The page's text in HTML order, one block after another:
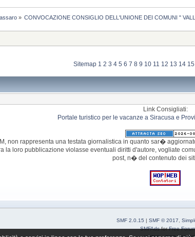
» CONVOCAZIONE CONSIGLIO DELL'UNIONE DEI COMUNI "
Sitemap 1 2 3 4 5 6 7 8 9 10 11 12 13 14 15
Link Consigliati:
Portale turistico per le vacanze a Siracusa e
non rappresenta una testata giornalistica in quanto sar�
la loro pubblicazione violasse eventuali diritti d'autore, vogliate
post, n� del contenuto dei
SMF 2.0.15 | SMF © 2017
SMFAdsforFree